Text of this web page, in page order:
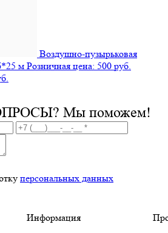
Воздушно-пузырьковая
м Розничная цена: 500 руб.
Мы поможем!
персональных данных
Информация